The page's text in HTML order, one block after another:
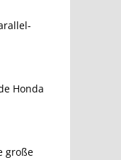
Honda
große